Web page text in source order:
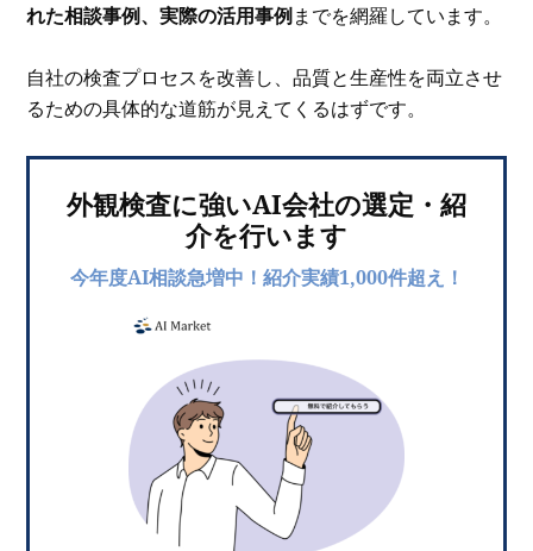
れた相談事例、実際の活用事例までを網羅しています。
自社の検査プロセスを改善し、品質と生産性を両立させ
るための具体的な道筋が見えてくるはずです。
外観検査に強いAI会社の選定・紹
介を行います
今年度AI相談急増中！紹介実績1,000件超え！